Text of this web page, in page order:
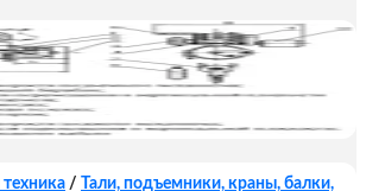
/
Тали, подъемники, краны, балки,